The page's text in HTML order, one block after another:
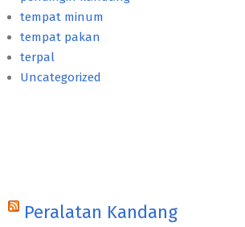
tempat minum
tempat pakan
terpal
Uncategorized
Peralatan Kandang